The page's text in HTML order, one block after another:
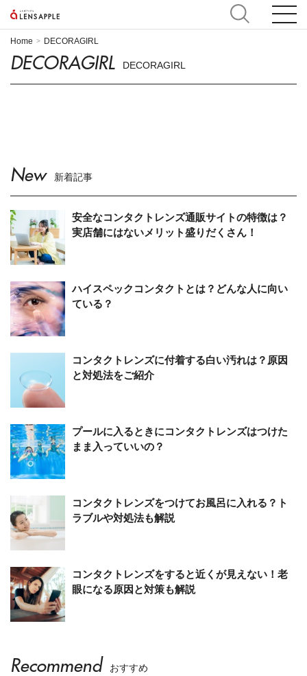
Home > DECORAGIRL
DECORAGIRL DECORAGIRL
New 新着記事
安全なコンタクトレンズ通販サイトの特徴は？
実店舗にはないメリット盛りだくさん！
ハイスペックコンタクトとは？どんな人に向い
ている？
コンタクトレンズに付着する白い汚れは？原因
と対処法をご紹介
プールに入るときにコンタクトレンズはつけた
まま入っていいの？
コンタクトレンズをつけてお風呂に入れる？ト
ラブルや対処法も解説
コンタクトレンズをすると近くが見えない！老
眼になる原因と対策も解説
Recommend おすすめ